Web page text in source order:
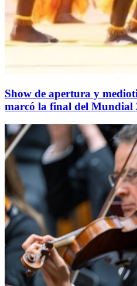
Show de apertura y
marcó la final del Mundial